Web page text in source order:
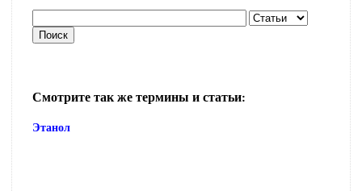
Смотрите так же термины и статьи:
Этанол